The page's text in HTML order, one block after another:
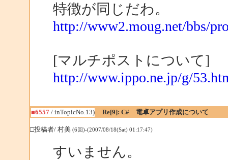
特徴が同じだわ。
http://www2.moug.net/bbs/
[マルチポストについて]
http://www.ippo.ne.jp/g/
■6557/ inTopicNo.13) Re[9]: C# 電卓アプリ作成について
□投稿者/ 村美 (6回)-(2007/08/18(Sat) 01:17:47)
すいません。